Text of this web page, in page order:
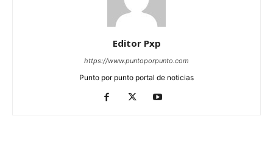
Editor Pxp
https://www.puntoporpunto.com
Punto por punto portal de noticias